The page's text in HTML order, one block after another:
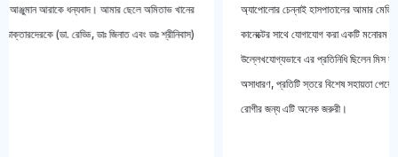
আরাকে ধন্যবাদ। আমার ছেলে অমিতাভ খানের
(ডা. রেড্ডি, ডাঃ জিনাত এবং ডাঃ শ্রীনিবাস)
অ্যাপোলোর চেন্নাই হাসপাতালের আমার মেডিকেল
কানেক্টের সাথে যোগাযোগ করা একটি মনোরম
উল্লেখযোগ্যভাবে এর প্রতিনিধি ছিলেন মিস সানজীদা
অসাধারণ, প্রতিটি স্তরে বিশেষ সহায়তা পেয়েছি।
রোগীর জন্য এটি অনেক জরুরী।